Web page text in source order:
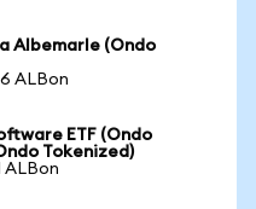
Albemarle (Ondo
ALBon
ETF (Ondo
Tokenized)
ALBon